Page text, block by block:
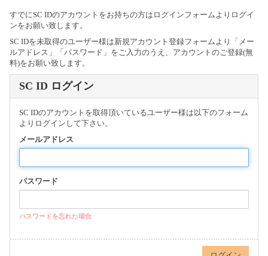
すでにSC IDのアカウントをお持ちの方はログインフォームよりログイ
ンをお願い致します。
SC IDを未取得のユーザー様は新規アカウント登録フォームより「メー
ルアドレス」「パスワード」をご入力のうえ、アカウントのご登録(無
料)をお願い致します。
SC ID ログイン
SC IDのアカウントを取得頂いているユーザー様は以下のフォーム
よりログインして下さい。
メールアドレス
パスワード
パスワードを忘れた場合